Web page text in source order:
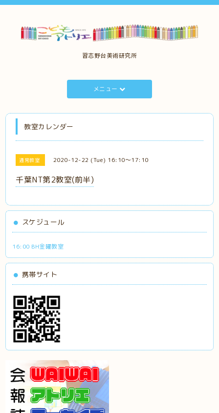
習志野台美術研究所
メニュー
教室カレンダー
通常教室 2020-12-22 (Tue) 16:10～17:10
千葉NT第2教室(前半)
スケジュール
16:00 BH金曜教室
携帯サイト